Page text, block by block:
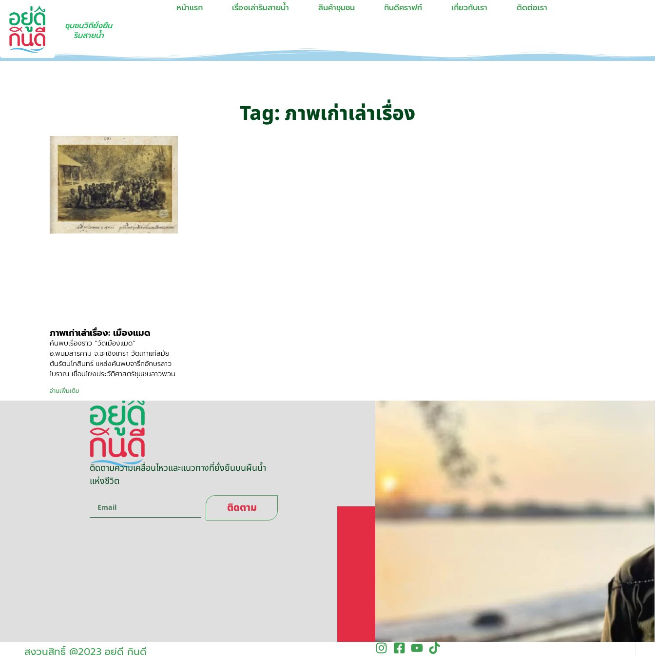
ชุมชนวิถียั่งยืน
ริมสายน้ำ
หน้าแรก เรื่องเล่าริมสายน้ำ สินค้าชุมชน กินดีคราฟท์ เกี่ยวกับเรา ติดต่อเรา
Tag: ภาพเก่าเล่าเรื่อง
ภาพเก่าเล่าเรื่อง: เมืองแมด
ค้นพบเรื่องราว “วัดเมืองแมด”
อ.พนมสารคาม จ.ฉะเชิงเทรา วัดเก่าแก่สมัย
ต้นรัตนโกสินทร์ แหล่งค้นพบจารึกอักษรลาว
โบราณ เชื่อมโยงประวัติศาสตร์ชุมชนลาวพวน
อ่านเพิ่มเติม
ติดตามความเคลื่อนไหวและแนวทางที่ยั่งยืนบนผืนน้ำ
แห่งชีวิต
ติดตาม
สงวนสิทธิ์ @2023 อยู่ดี กินดี